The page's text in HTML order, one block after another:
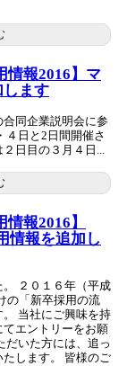
情報2016】マ
します
同企業説明会に参
４日と2日間開催さ
日目の３月４日...
報2016】
情報を追加し
２０１６年（平成
の「新卒採用の流
当社にご興味を持
エントリーをお願
だいた方には、追っ
します。 皆様のご